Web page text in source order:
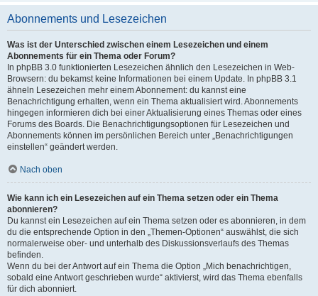
Abonnements und Lesezeichen
Was ist der Unterschied zwischen einem Lesezeichen und einem
Abonnements für ein Thema oder Forum?
In phpBB 3.0 funktionierten Lesezeichen ähnlich den Lesezeichen in Web-
Browsern: du bekamst keine Informationen bei einem Update. In phpBB 3.1
ähneln Lesezeichen mehr einem Abonnement: du kannst eine
Benachrichtigung erhalten, wenn ein Thema aktualisiert wird. Abonnements
hingegen informieren dich bei einer Aktualisierung eines Themas oder eines
Forums des Boards. Die Benachrichtigungsoptionen für Lesezeichen und
Abonnements können im persönlichen Bereich unter „Benachrichtigungen
einstellen“ geändert werden.
Nach oben
Wie kann ich ein Lesezeichen auf ein Thema setzen oder ein Thema
abonnieren?
Du kannst ein Lesezeichen auf ein Thema setzen oder es abonnieren, in dem
du die entsprechende Option in den „Themen-Optionen“ auswählst, die sich
normalerweise ober- und unterhalb des Diskussionsverlaufs des Themas
befinden.
Wenn du bei der Antwort auf ein Thema die Option „Mich benachrichtigen,
sobald eine Antwort geschrieben wurde“ aktivierst, wird das Thema ebenfalls
für dich abonniert.